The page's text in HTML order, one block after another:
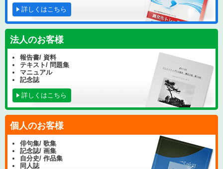
詳しくはこちら
法人のお客様
報告書/ 資料
テキスト/ 問題集
マニュアル
記念誌
詳しくはこちら
個人のお客様
俳句集/ 歌集
記念誌/ 画集
自分史/ 作品集
同人誌